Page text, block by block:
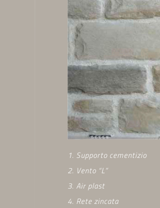
1. Supporto cementizio
2. Vento “L”
3. Air plast
4. Rete zincata